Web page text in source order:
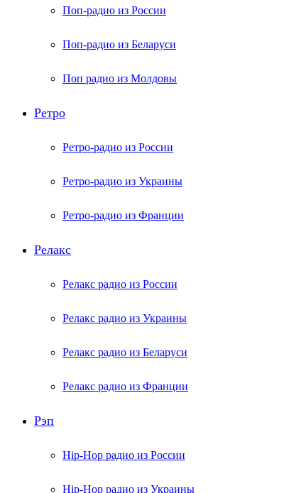
Поп-радио из России
Поп-радио из Беларуси
Поп радио из Молдовы
Ретро
Ретро-радио из России
Ретро-радио из Украины
Ретро-радио из Франции
Релакс
Релакс радио из России
Релакс радио из Украины
Релакс радио из Беларуси
Релакс радио из Франции
Рэп
Hip-Hop радио из России
Hip-Hop радио из Украины